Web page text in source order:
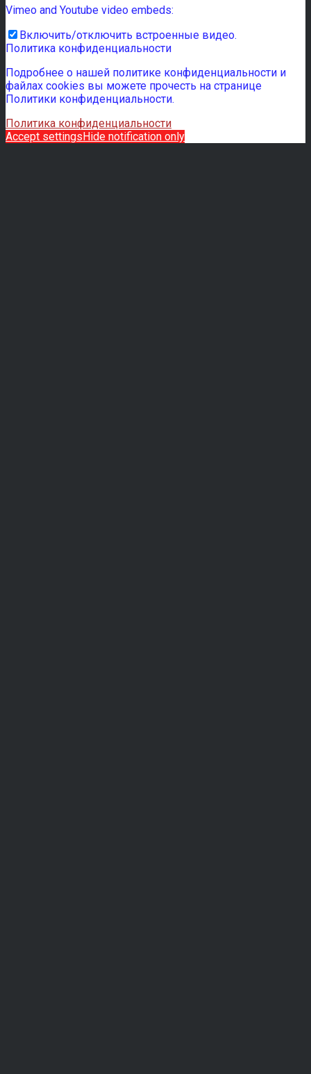
Vimeo and Youtube video embeds:
Включить/отключить встроенные видео.
Политика конфиденциальности
Подробнее о нашей политике конфиденциальности и
файлах cookies вы можете прочесть на странице
Политики конфиденциальности.
Политика конфиденциальности
Accept settings Hide notification only